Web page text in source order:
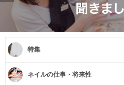
特集
ネイルの仕事・将来性